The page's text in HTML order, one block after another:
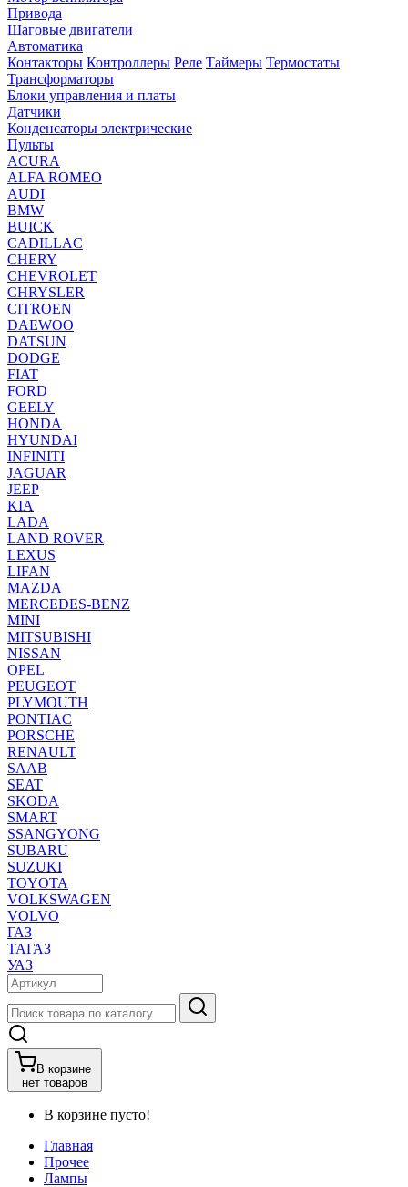
Привода
Шаговые двигатели
Автоматика
Контакторы Контроллеры Реле Таймеры Термостаты
Трансформаторы
Блоки управления и платы
Датчики
Конденсаторы электрические
Пульты
ACURA
ALFA ROMEO
AUDI
BMW
BUICK
CADILLAC
CHERY
CHEVROLET
CHRYSLER
CITROEN
DAEWOO
DATSUN
DODGE
FIAT
FORD
GEELY
HONDA
HYUNDAI
INFINITI
JAGUAR
JEEP
KIA
LADA
LAND ROVER
LEXUS
LIFAN
MAZDA
MERCEDES-BENZ
MINI
MITSUBISHI
NISSAN
OPEL
PEUGEOT
PLYMOUTH
PONTIAC
PORSCHE
RENAULT
SAAB
SEAT
SKODA
SMART
SSANGYONG
SUBARU
SUZUKI
TOYOTA
VOLKSWAGEN
VOLVO
ГАЗ
ТАГАЗ
УАЗ
В корзине
нет товаров
В корзине пусто!
Главная
Прочее
Лампы